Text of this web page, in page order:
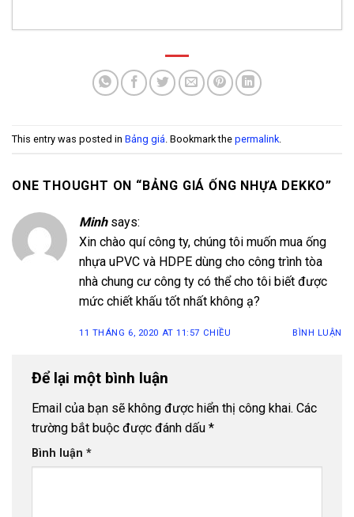
Bảng báo giá ống nhựa HDPE Hoa Sen 2026
Tháng 7, 2026
Bảng báo giá ống nhựa uPVC Hoa Sen 2026
Ống Nhựa uPVC D500 PN4 Thuận Phát
Ống Nhựa uPVC D450 PN4 Thuận Phát - 24
Tháng 12, 2025
Ống Nhựa uPVC D400 PN4 Thuận Phát - 22
Tháng 12, 2025
Ống Nhựa uPVC D355 PN4 Thuận Phát - 20
Tháng 12, 2025
Ống Nhựa uPVC D315 PN4 Thuận Phát
Ống Nhựa uPVC D280 PN4 Thuận Phát
Tháng 12, 2025
Bảng báo giá ống nhựa Dekko 2026
12, 2025
This entry was posted in Bảng giá . Bookmark the permalink
ONE THOUGHT ON “ BẢNG GIÁ ỐNG NHỰA DEKKO”
Minh says:
Xin chào quí công ty, chúng tôi muốn mua ống
nhựa uPVC và HDPE dùng cho công trình tòa
nhà chung cư công ty có thể cho tôi biết được
mức chiết khấu tốt nhất không ạ?
11 THÁNG 6, 2020 AT 11:57 CHIỀU BÌNH LUẬN
Để lại một bình luận
Email của bạn sẽ không được hiển thị công khai. Các
trường bắt buộc được đánh dấu *
Bình luận *